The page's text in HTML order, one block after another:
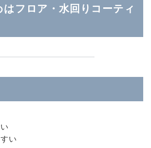
フロア・水回りコーティ
い